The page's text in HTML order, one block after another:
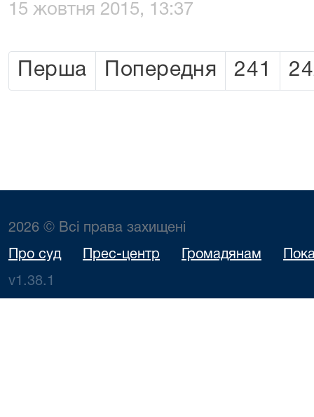
15 жовтня 2015, 13:37
Перша Попередня 241
2026 © Всі права захищені
Про суд Прес-центр Громадянам
v1.38.1